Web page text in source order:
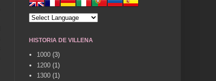
HISTORIA DE VILLENA
1000 (3)
1200 (1)
1300 (1)